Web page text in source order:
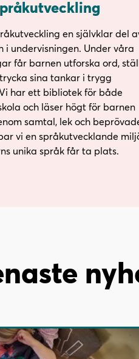
en självklar del
i undervisningen. Under våra
får barnen utforska ord,
sina tankar i trygg
har ett bibliotek för både
och läser högt för barnen
samtal, lek och
vi en språkutvecklande
unika språk får ta plats.